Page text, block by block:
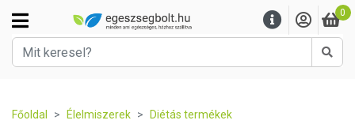
0
Főoldal Élelmiszerek
Diétás termékek